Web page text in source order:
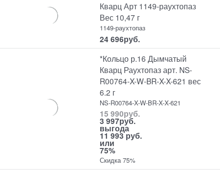
Кварц Арт 1149-раухтопаз
Вес 10,47 г
1149-раухтопаз
24 696руб.
*Кольцо р.16 Дымчатый
Кварц Раухтопаз арт. NS-
R00764-X-W-BR-X-X-621 вес
6.2 г
NS-R00764-X-W-BR-X-X-621
15 990руб.
3 997руб.
выгода
11 993 руб.
или
75%
Скидка 75%